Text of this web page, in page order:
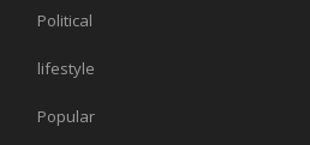
Political
lifestyle
Popular